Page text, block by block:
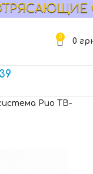
0 0
Рио ТВ-